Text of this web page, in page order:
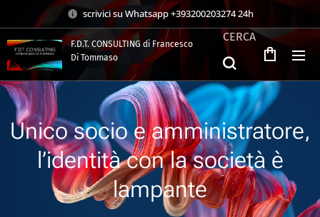
scrivici su Whatsapp +393200203274 24h
F.D.T. CONSULTING di Francesco
Di Tommaso
CERCA
Unico socio e amministratore,
l’identità con la società è
lampante